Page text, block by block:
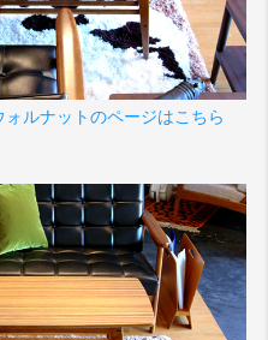
ルナットのページはこちら